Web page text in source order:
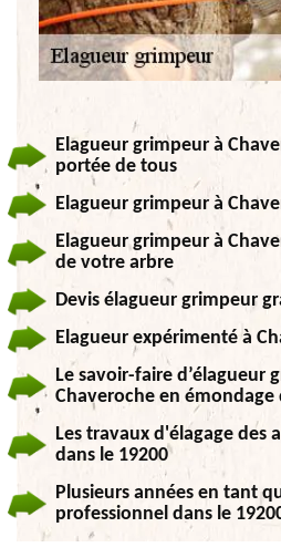
Elagueur grimpeur à
portée de tous
Elagueur grimpeur à
Elagueur grimpeur à
de votre arbre
Devis élagueur grimpeur
Elagueur expérimenté à
Le savoir-faire d’élagueur
Chaveroche en émondage
Les travaux d'élagage des
dans le 19200
Plusieurs années en tant
professionnel dans le